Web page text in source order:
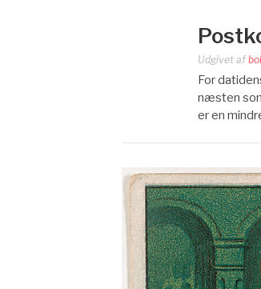
Udgivet af
For
næsten
er en